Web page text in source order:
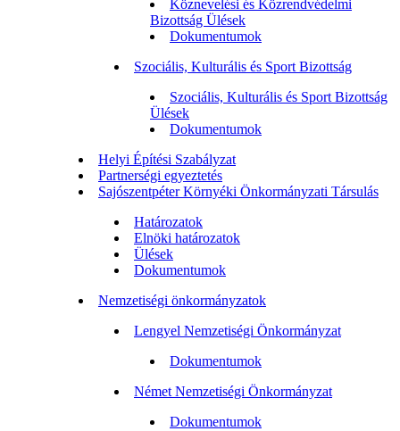
Köznevelési és Közrendvédelmi
Bizottság Ülések
Dokumentumok
Szociális, Kulturális és Sport Bizottság
Szociális, Kulturális és Sport Bizottság
Ülések
Dokumentumok
Helyi Építési Szabályzat
Partnerségi egyeztetés
Sajószentpéter Környéki Önkormányzati Társulás
Határozatok
Elnöki határozatok
Ülések
Dokumentumok
Nemzetiségi önkormányzatok
Lengyel Nemzetiségi Önkormányzat
Dokumentumok
Német Nemzetiségi Önkormányzat
Dokumentumok